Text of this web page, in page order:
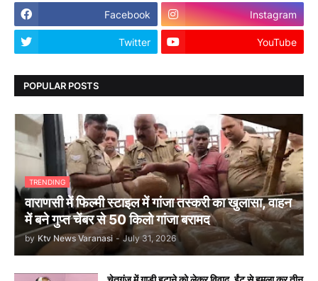
Facebook Instagram
Twitter YouTube
POPULAR POSTS
TRENDING
वाराणसी में फिल्मी स्टाइल में गांजा तस्करी का खुलासा, वाहन
में बने गुप्त चेंबर से 50 किलो गांजा बरामद
by Ktv News Varanasi - July 31, 2026